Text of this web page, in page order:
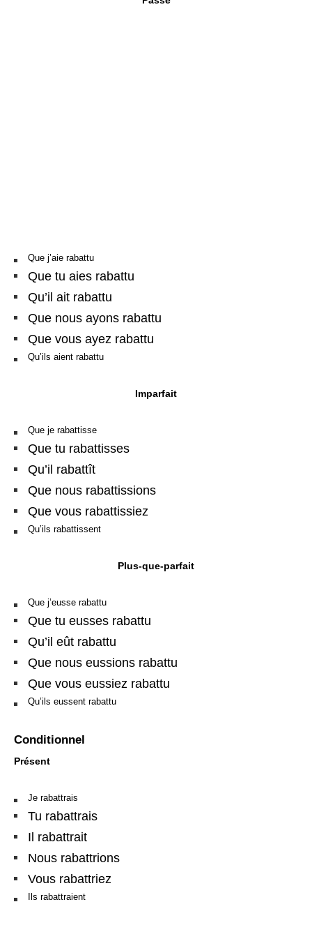
Que j’aie rabattu
Que tu aies rabattu
Qu’il ait rabattu
Que nous ayons rabattu
Que vous ayez rabattu
Qu’ils aient rabattu
Imparfait
Que je rabattisse
Que tu rabattisses
Qu’il rabattît
Que nous rabattissions
Que vous rabattissiez
Qu’ils rabattissent
Plus-que-parfait
Que j’eusse rabattu
Que tu eusses rabattu
Qu’il eût rabattu
Que nous eussions rabattu
Que vous eussiez rabattu
Qu’ils eussent rabattu
Conditionnel
Présent
Je rabattrais
Tu rabattrais
Il rabattrait
Nous rabattrions
Vous rabattriez
Ils rabattraient